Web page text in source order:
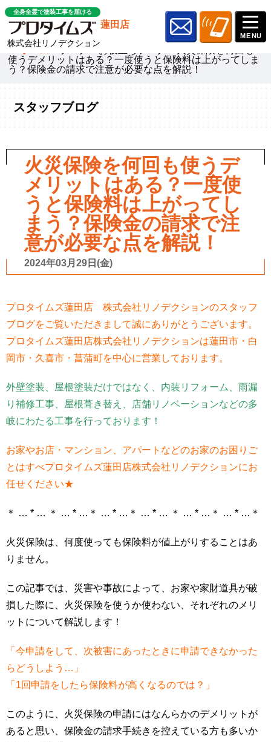
全身全霊で塗装工事を届ける
蓮田店
株式会社リノデクション
ホーム » ブログ»
使うデメリットはある？一度使うと保険料は上がってしま
う？保険金の請求で注意が必要な点を解説！
スタッフブログ
火災保険を何回も使うデ
メリットはある？一度使
うと保険料は上がってし
まう？保険金の請求で注
意が必要な点を解説！
2024年03月29日(金)
プロタイムズ蓮田店 株式会社リノデクションのスタッフ
ブログをご覧いただきまして誠にありがとうございます。
プロタイムズ蓮田店株式会社リノデクションは蓮田市・白
岡市・久喜市・菖蒲町を中心に営業しております。
外壁塗装、屋根塗装だけではなく、内装リフォーム、雨漏
り補修工事、屋根葺き替え、店舗リノベーションなどの多
岐にわたる工事を行っております！
お家やお店・マンション、アパートなどのお家のお困りご
とはすべプロタイムズ蓮田店株式会社リノデクションにお
任せください★
＊ … * … ＊ … * …＊ … * …＊ … * … ＊ … * …＊ … * …＊
火災保険は、何度使っても保険料が値上がりすることはあ
りません。
この記事では、災害や事故によって、お家や家財道具が破
損した際に、火災保険を使うか使わない、それぞれのメリ
ットについて解説します！
「今申請をして、次被害にあったときに申請できなかった
らどうしよう…」
「1回申請をしたら保険料が高くなるのでは？」
このように、火災保険の申請にはなんらかのデメリットが
あると思い、保険金の請求手続きを控えている方も多いか